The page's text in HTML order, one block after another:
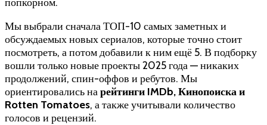
Мы выбрали сначала ТОП-10 самых заметных и
обсуждаемых новых сериалов, которые точно стоит
посмотреть, а потом добавили к ним ещё 5. В подборку
вошли только новые проекты 2025 года — никаких
продолжений, спин-оффов и ребутов. Мы
ориентировались нарейтинги IMDb, Кинопоиска и
Rotten Tomatoes, а также учитывали количество
голосов и рецензий.